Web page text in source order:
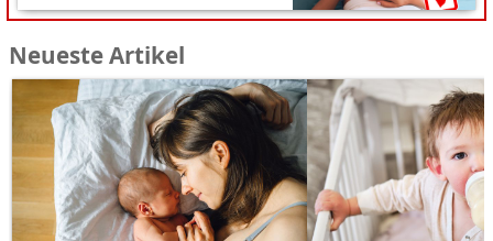
Neueste Artikel